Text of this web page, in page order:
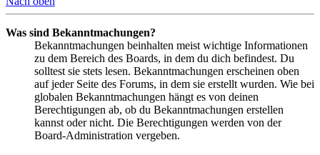
Was sind Bekanntmachungen?
Bekanntmachungen beinhalten meist wichtige Informationen
zu dem Bereich des Boards, in dem du dich befindest. Du
solltest sie stets lesen. Bekanntmachungen erscheinen oben
auf jeder Seite des Forums, in dem sie erstellt wurden. Wie bei
globalen Bekanntmachungen hängt es von deinen
Berechtigungen ab, ob du Bekanntmachungen erstellen
kannst oder nicht. Die Berechtigungen werden von der
Board-Administration vergeben.